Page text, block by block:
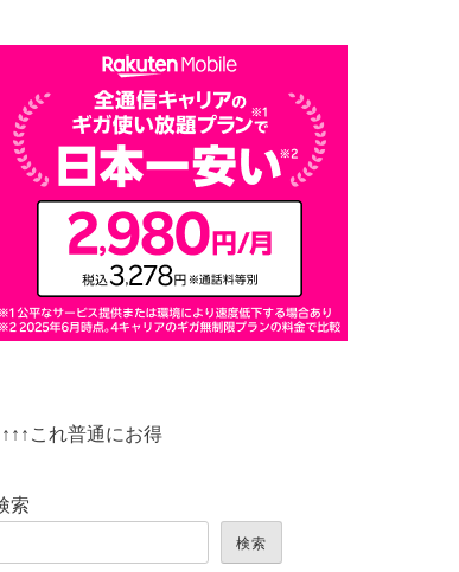
これ普通にお得
索
検索